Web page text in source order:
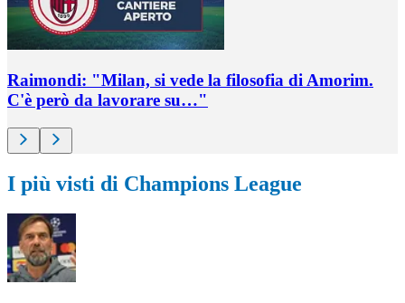
Raimondi: "Milan, si vede la filosofia di Amorim.
C'è però da lavorare su…"
I più visti di Champions League